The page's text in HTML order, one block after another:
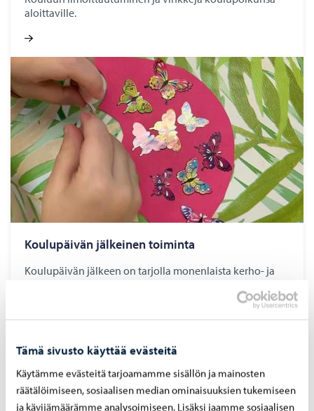
Tämä sivusto käyttää evästeitä
Käytämme evästeitä tarjoamamme sisällön ja mainosten
räätälöimiseen, sosiaalisen median ominaisuuksien tukemiseen
ja kävijämäärämme analysoimiseen. Lisäksi jaamme sosiaalisen
aloittaville.
Kou­lu­päi­vän jäl­kei­nen toi­min­ta
Koulupäivän jälkeen on tarjolla monenlaista kerho- ja